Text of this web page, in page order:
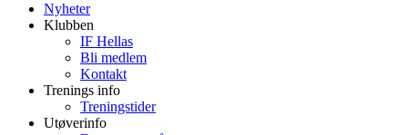
Nyheter
Klubben
IF Hellas
Bli medlem
Kontakt
Trenings info
Treningstider
Utøverinfo